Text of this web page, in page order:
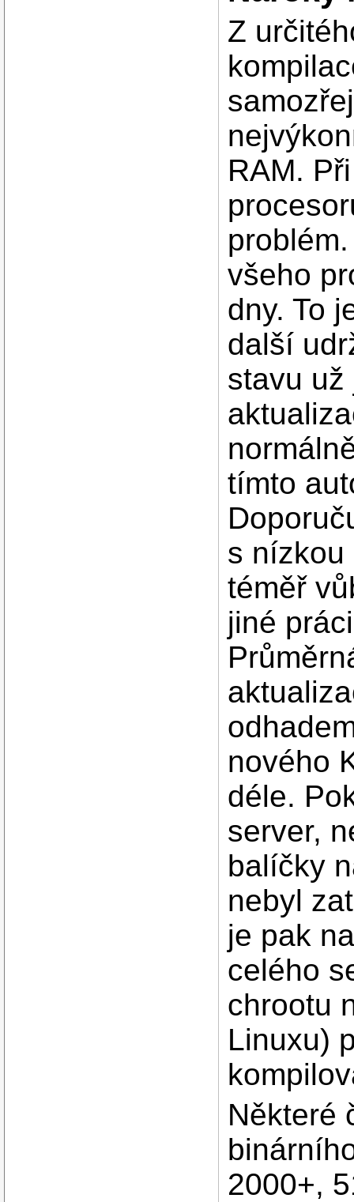
Z
RAM.
všeho
dny. To
další
stavu už
tímto
s nízkou
téměř
jiné
nového
déle.
server,
balíčky
nebyl
je pak
celého
chrootu
Linuxu)
Některé
2000+,